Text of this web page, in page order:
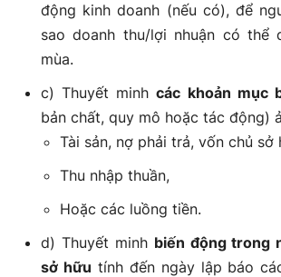
động kinh doanh (nếu có), để
sao doanh thu/lợi nhuận có thể
mùa.
c) Thuyết minhcác khoản mục
bản chất, quy mô hoặc tác động)
Tài sản, nợ phải trả, vốn chủ sở
Thu nhập thuần,
Hoặc các luồng tiền.
d) Thuyết minh biến động trong
sở hữu tính đến ngày lập báo